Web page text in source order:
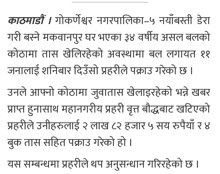
काठमाडौं । गोकर्णेश्वर नगरपालिका–५ नयाँबस्ती डेरा
गरी बस्ने मकवानपुर घर भएका ३४ वर्षीय असल बलको
कोठामा तास खेलिरहेको अवस्थामा बल लगायत ११
जनालाई शनिबार दिउँसो प्रहरीले पक्राउ गरेको छ ।
उनले आफ्नो कोठामा जुवातास खेलाइरहेको भन्ने खबर
प्राप्त हुनासाथ महानगरीय प्रहरी वृत्त बौद्धबाट खटिएको
प्रहरीले उनीहरुलाई २ लाख ८२ हजार ५ सय रुपैयाँ र ४
बुक तास सहित पक्राउ गरेको हो ।
यस सम्बन्धमा प्रहरीले थप अनुसन्धान गरिरहेको छ ।